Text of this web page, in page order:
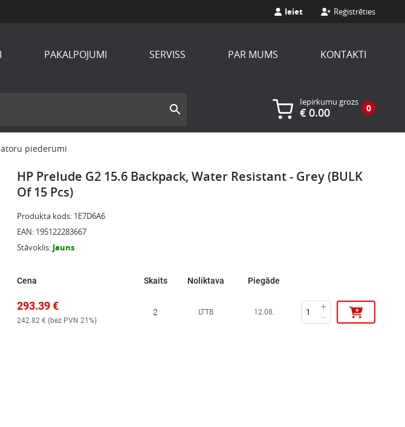
Ieiet Reģistrēties
PAKALPOJUMI SERVISS PAR MUMS KONTAKTI
0
Iepirkumu grozs
€ 0.00
piederumi
HP Prelude G2 15.6 Backpack, Water Resistant - Grey (BULK
Of 15 Pcs)
Produkta kods: 1E7D6A6
EAN: 195122283667
Stāvoklis: Jauns
Cena Skaits Noliktava Piegāde
293.39€
242.82 € (bez PVN 21%)
2 LTTB 12.08.